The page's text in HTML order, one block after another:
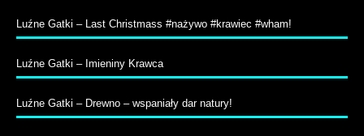
Luźne Gatki – Last Christmass #nażywo #krawiec #wham!
Luźne Gatki – Imieniny Krawca
Luźne Gatki – Drewno – wspaniały dar natury!